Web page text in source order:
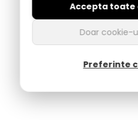
Accepta
Doar cookie-
Preferinte